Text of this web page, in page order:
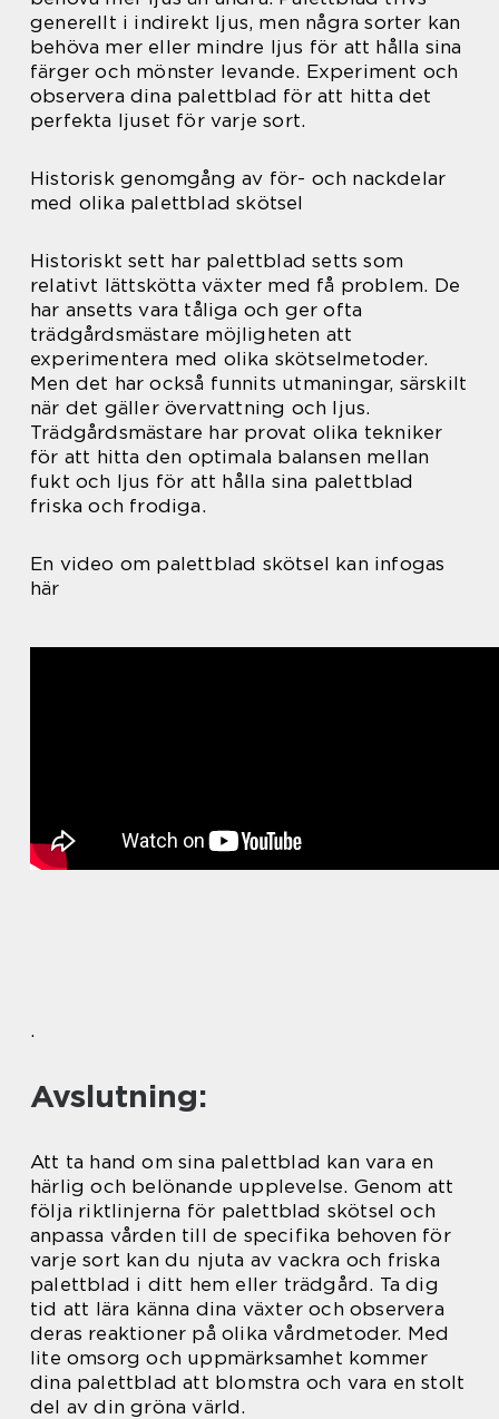
generellt i indirekt ljus, men några sorter kan
behöva mer eller mindre ljus för att hålla sina
färger och mönster levande. Experiment och
observera dina palettblad för att hitta det
perfekta ljuset för varje sort.
Historisk genomgång av för- och nackdelar
med olika palettblad skötsel
Historiskt sett har palettblad setts som
relativt lättskötta växter med få problem. De
har ansetts vara tåliga och ger ofta
trädgårdsmästare möjligheten att
experimentera med olika skötselmetoder.
Men det har också funnits utmaningar, särskilt
när det gäller övervattning och ljus.
Trädgårdsmästare har provat olika tekniker
för att hitta den optimala balansen mellan
fukt och ljus för att hålla sina palettblad
friska och frodiga.
En video om palettblad skötsel kan infogas
här
.
Avslutning:
Att ta hand om sina palettblad kan vara en
härlig och belönande upplevelse. Genom att
följa riktlinjerna för palettblad skötsel och
anpassa vården till de specifika behoven för
varje sort kan du njuta av vackra och friska
palettblad i ditt hem eller trädgård. Ta dig
tid att lära känna dina växter och observera
deras reaktioner på olika vårdmetoder. Med
lite omsorg och uppmärksamhet kommer
dina palettblad att blomstra och vara en stolt
del av din gröna värld.